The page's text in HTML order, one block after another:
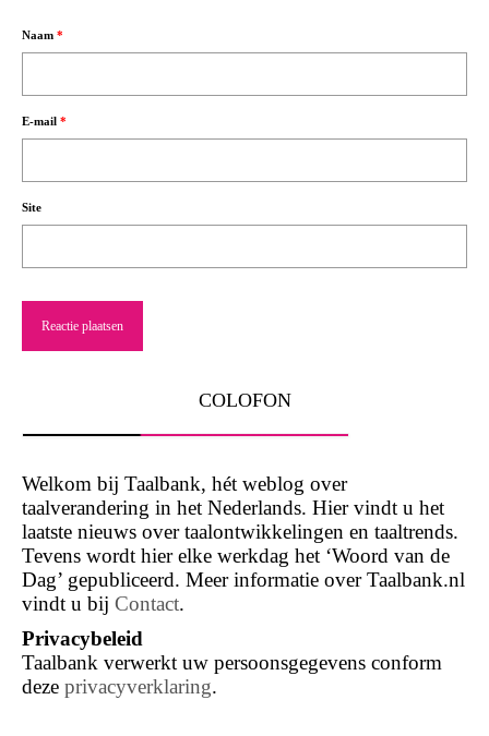
Naam *
E-mail *
Site
COLOFON
Welkom bij Taalbank, hét weblog over
taalverandering in het Nederlands. Hier vindt u het
laatste nieuws over taalontwikkelingen en taaltrends.
Tevens wordt hier elke werkdag het ‘Woord van de
Dag’ gepubliceerd. Meer informatie over Taalbank.nl
vindt u bij Contact.
Privacybeleid
Taalbank verwerkt uw persoonsgegevens conform
deze privacyverklaring.